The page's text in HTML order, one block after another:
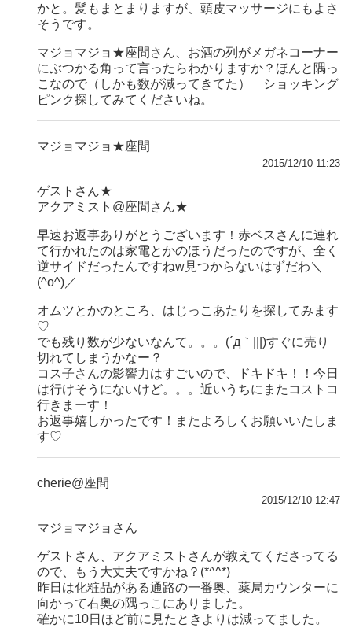
かと。髪もまとまりますが、頭皮マッサージにもよさ
そうです。
マジョマジョ★座間さん、お酒の列がメガネコーナー
にぶつかる角って言ったらわかりますか？ほんと隅っ
こなので（しかも数が減ってきてた） ショッキング
ピンク探してみてくださいね。
マジョマジョ★座間
2015/12/10 11:23
ゲストさん★
アクアミスト@座間さん★
早速お返事ありがとうございます！赤ベスさんに連れ
て行かれたのは家電とかのほうだったのですが、全く
逆サイドだったんですねw見つからないはずだわ＼
(^o^)／
オムツとかのところ、はじっこあたりを探してみます
♡
でも残り数が少ないなんて。。。(´д｀|||)すぐに売り
切れてしまうかなー？
コス子さんの影響力はすごいので、ドキドキ！！今日
は行けそうにないけど。。。近いうちにまたコストコ
行きまーす！
お返事嬉しかったです！またよろしくお願いいたしま
す♡
cherie@座間
2015/12/10 12:47
マジョマジョさん
ゲストさん、アクアミストさんが教えてくださってる
ので、もう大丈夫ですかね？(*^^*)
昨日は化粧品がある通路の一番奥、薬局カウンターに
向かって右奥の隅っこにありました。
確かに10日ほど前に見たときよりは減ってました。